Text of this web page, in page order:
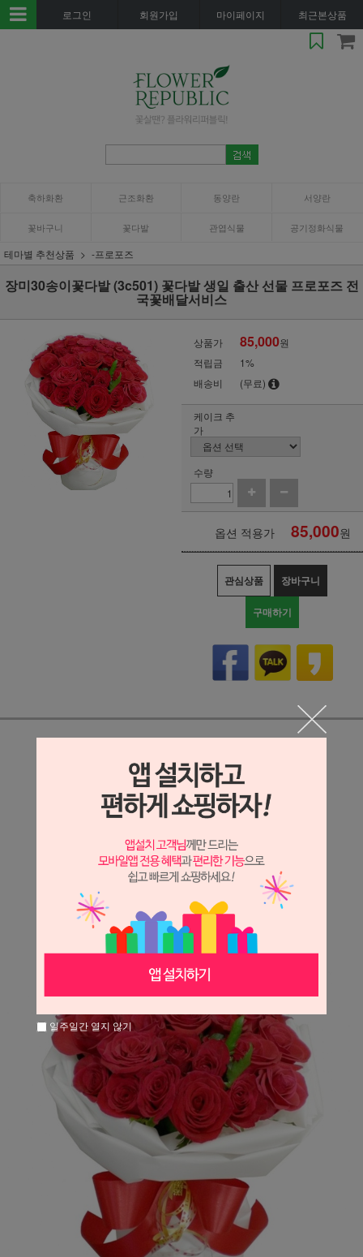
로그인 회원가입 마이페이지 최근본상품
축하화환 근조화환 동양란 서양란
꽃바구니 꽃다발 관엽식물 공기정화식물
테마별 추천상품 -프로포즈
장미30송이꽃다발 (3c501) 꽃다발 생일 출산 선물 프로포즈 전
국꽃배달서비스
상품가 85,000원
적립금
1%
배송비
(무료)
케이크 추
가
수량
옵션 적용가 85,000원
관심상품 장바구니
구매하기
상세정보 새창 열기
상세 정보를 확대해 보실 수 있습니다.
※ 필독해주세요 ※
는 시세 변동에 따라 가격이 달라질 수 있으니
문의 후 주문 바랍니다.
일주일간 열지 않기